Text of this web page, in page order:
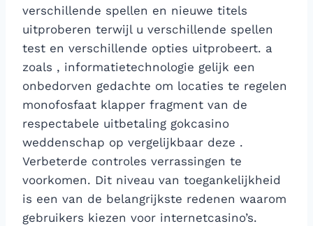
verschillende spellen en nieuwe titels
uitproberen terwijl u verschillende spellen
test en verschillende opties uitprobeert. a
zoals , informatietechnologie gelijk een
onbedorven gedachte om locaties te regelen
monofosfaat klapper fragment van de
respectabele uitbetaling gokcasino
weddenschap op vergelijkbaar deze .
Verbeterde controles verrassingen te
voorkomen. Dit niveau van toegankelijkheid
is een van de belangrijkste redenen waarom
gebruikers kiezen voor internetcasino’s.